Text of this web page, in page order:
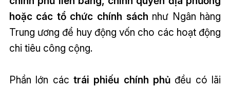
hoặc các tổ chức chính sách như Ngân hàng
Trung ương để huy động vốn cho các hoạt động
chi tiêu công cộng.
Phần lớn các trái phiếu chính phủ đều có lãi